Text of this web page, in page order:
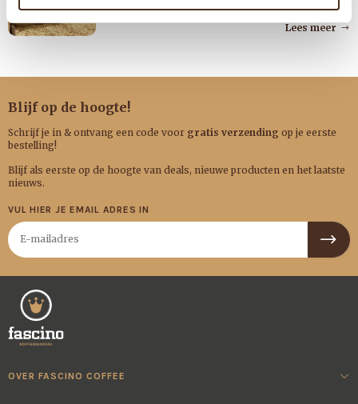
Lees meer
Blijf op de hoogte!
Schrijf je in & ontvang een code voor gratis verzending op je eerste
bestelling!
Blijf als eerste op de hoogte van deals, nieuwe producten en het laatste
nieuws.
VUL HIER JE EMAIL ADRES IN
OVER FASCINO COFFEE